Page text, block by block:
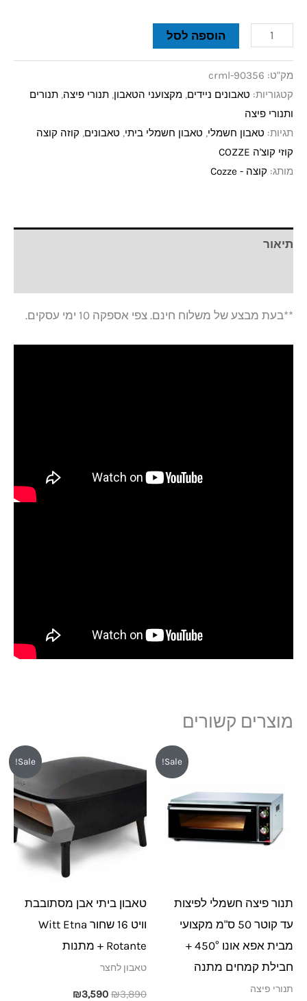
הוספה לסל
מק"ט: crml-90356
קטגוריות: טאבונים ניידים, מקצועני הטאבון, תנורי פיצה, תנורים
ותנורי פיצה
תגיות: טאבון חשמלי, טאבון חשמלי ביתי, טאבונים, קוזה קוצה
קוזי קוצ'ה COZZE
מותג: קוצה - Cozze
תיאור
**בעת מבצע של משלוח חינם. צפי אספקה 10 ימי עסקים.
מוצרים קשורים
Sale!
תנור פיצה חשמלי לפיצות
עד קוטר 50 ס"מ מקצועי
מבית אפא אונו 450° +
חבילת קמחים מתנה
תנורי פיצה
₪6,392.
₪5,999.
Sale!
טאבון ביתי אבן מסתובבת
וויט 16 שחור Witt Etna
Rotante + מתנות
טאבון לחצר
₪3,890
המחיר
המקורי
₪3,890.
₪3,590
המחיר
₪3,590.